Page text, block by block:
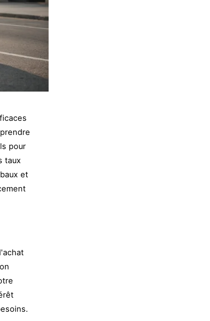
pour
taux
et